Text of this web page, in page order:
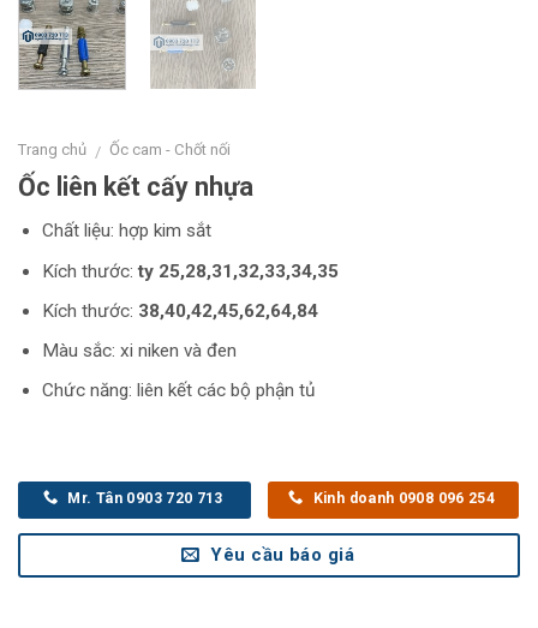
Trang chủ / Ốc cam - Chốt nối
Ốc liên kết cấy nhựa
Chất liệu: hợp kim sắt
Kích thước:ty 25,28,31,32,33,34,35
Kích thước: 38,40,42,45,62,64,84
Màu sắc: xi niken và đen
Chức năng: liên kết các bộ phận tủ
Mr. Tân 0903 720 713 Kinh doanh 0908 096 254
Yêu cầu báo giá